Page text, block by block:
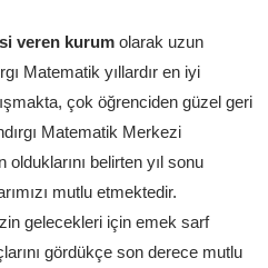
veren kurum olarak uzun
Matematik yıllardır en iyi
çok öğrenciden güzel geri
Matematik Merkezi
belirten yıl sonu
mutlu etmektedir.
gelecekleri için emek sarf
gördükçe son derece mutlu